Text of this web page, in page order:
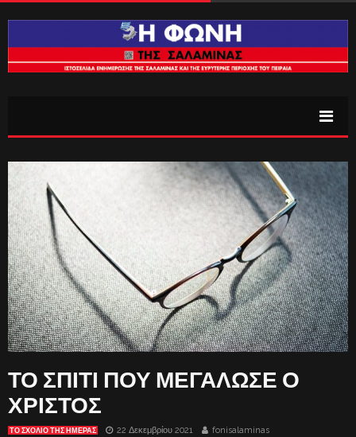
ΤΟ ΣΠΙΤΙ ΠΟΥ ΜΕΓΑΛΩΣΕ Ο
ΧΡΙΣΤΟΣ
ΤΟ ΣΧΌΛΙΟ ΤΗΣ ΗΜΈΡΑΣ 22 Δεκεμβρίου 2021 fonisalaminas